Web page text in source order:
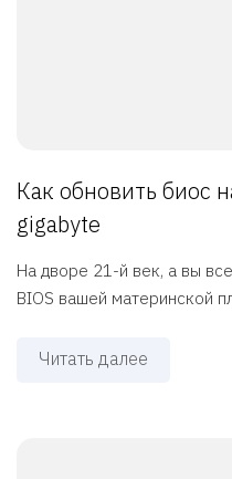
Как обновить биос
gigabyte
На дворе 21-й век, а вы
BIOS вашей материнской
Читать далее